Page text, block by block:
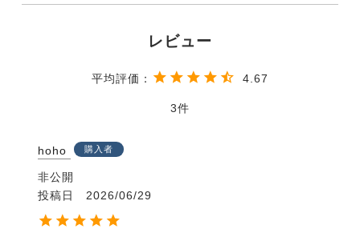
4.67
3
hoho 購入者
非公開
投稿日
2026/06/29